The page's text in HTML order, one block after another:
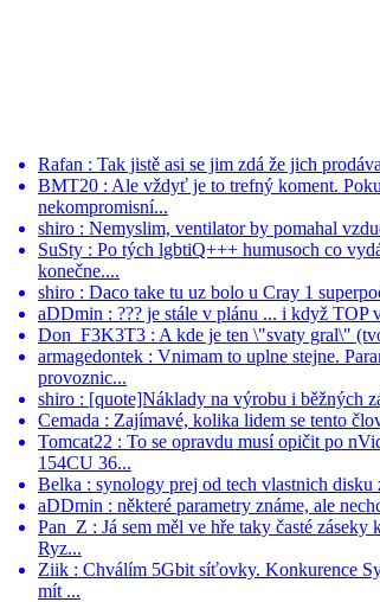
Rafan : Tak jistě asi se jim zdá že jich
BMT20 : Ale vždyť je to trefný koment.
nekompromisní...
shiro : Nemyslim, ventilator by pomahal
SuSty : Po tých lgbtiQ+++ humusoch co
konečne....
shiro : Daco take tu uz bolo u Cray 1
aDDmin : ??? je stále v plánu ... i když TOP
Don_F3K3T3 : A kde je ten \"svaty gral\"
armagedontek : Vnimam to uplne stejne.
provoznic...
shiro : [quote]Náklady na výrobu i běžných
Cemada : Zajímavé, kolika lidem se tento
Tomcat22 : To se opravdu musí opičit po
154CU 36...
Belka : synology prej od tech vlastnich
aDDmin : některé parametry známe, ale
Pan_Z : Já sem měl ve hře taky časté
Ryz...
Ziik : Chválím 5Gbit síťovky. Konkurence
mít ...